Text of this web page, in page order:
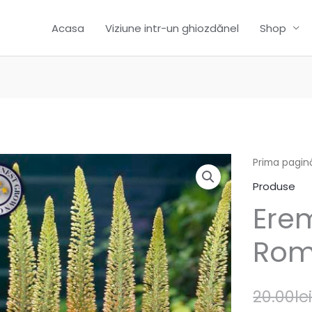
Acasa Viziune intr-un ghiozdănel Shop
Prima
Produse
20.00lei